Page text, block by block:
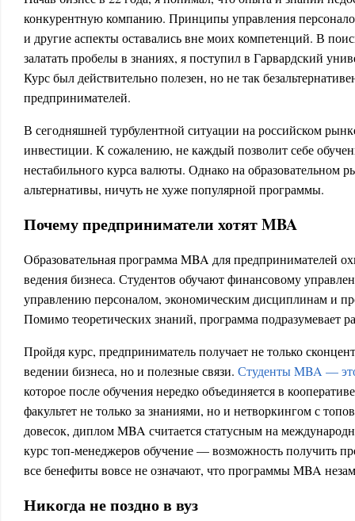
конкурентную компанию. Принципы управления
и другие аспекты оставались вне моих компетенций. В
залатать пробелы в знаниях, я поступил в Гарвардский
Курс был действительно полезен, но не так
предпринимателей.
В сегодняшней турбулентной ситуации на российском
инвестиции. К сожалению, не каждый позволит себе
нестабильного курса валюты. Однако на образовательном
альтернативы, ничуть не хуже популярной программы.
Почему предприниматели хотят MBA
Образовательная программа MBA для предпринимателей
ведения бизнеса. Студентов обучают финансовому
управлению персоналом, экономическим дисциплинам и
Помимо теоретических знаний, программа подразумевает
Пройдя курс, предприниматель получает не только
ведении бизнеса, но и полезные связи. Студенты MBA —
которое после обучения нередко объединяется в
факультет не только за знаниями, но и нетворкингом с
довесок, диплом MBA считается статусным на
курс топ-менеджеров обучение — возможность получить
все бенефиты вовсе не означают, что программы MBA
Никогда не поздно в вуз